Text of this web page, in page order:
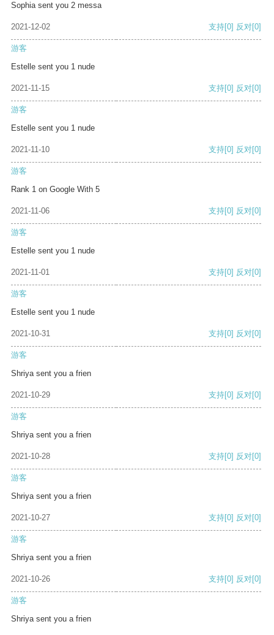
Sophia sent you 2 messa
2021-12-02 支持[0] 反对[0]
游客
Estelle sent you 1 nude
2021-11-15 支持[0] 反对[0]
游客
Estelle sent you 1 nude
2021-11-10 支持[0] 反对[0]
游客
Rank 1 on Google With 5
2021-11-06 支持[0] 反对[0]
游客
Estelle sent you 1 nude
2021-11-01 支持[0] 反对[0]
游客
Estelle sent you 1 nude
2021-10-31 支持[0] 反对[0]
游客
Shriya sent you a frien
2021-10-29 支持[0] 反对[0]
游客
Shriya sent you a frien
2021-10-28 支持[0] 反对[0]
游客
Shriya sent you a frien
2021-10-27 支持[0] 反对[0]
游客
Shriya sent you a frien
2021-10-26 支持[0] 反对[0]
游客
Shriya sent you a frien